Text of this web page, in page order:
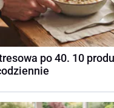
po 40. 10